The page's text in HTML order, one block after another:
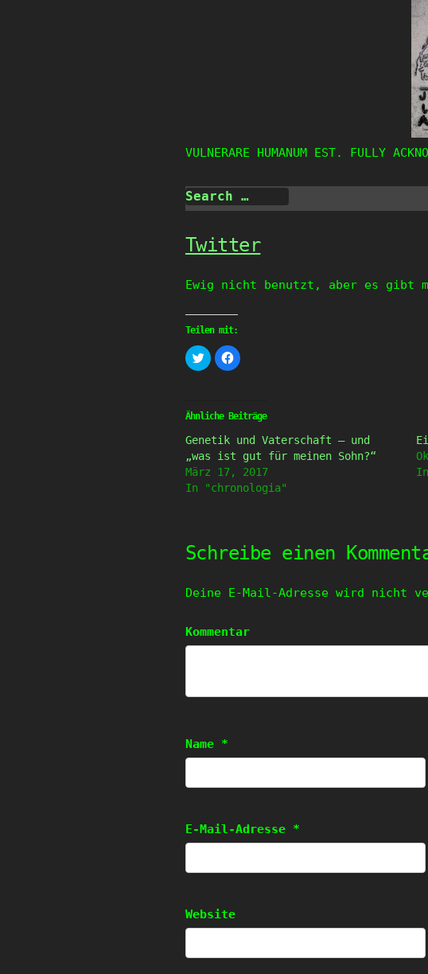
VULNERARE HUMANUM EST. FULLY
Twitter
Ewig nicht benutzt, aber es gibt
Teilen mit:
Klick,
um
über
(Wird
in
Fenster
geöffnet)
Klick,
um
(Wird
in
Fenster
geöffnet)
Ähnliche Beiträge
Genetik und Vaterschaft – und
„was ist gut für meinen Sohn?“
März 17, 2017
In "chronologia"
Schreibe einen
Deine E-Mail-Adresse wird nicht
Kommentar
Name *
E-Mail-Adresse *
Website